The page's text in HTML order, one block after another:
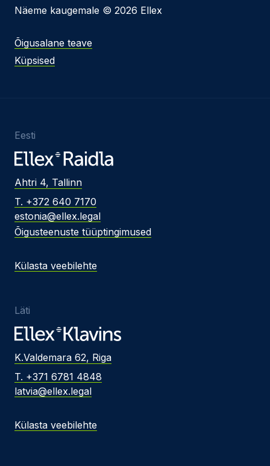
Näeme kaugemale © 2026 Ellex
Õigusalane teave
Küpsised
Eesti
Ahtri 4, Tallinn
T. +372 640 7170
estonia@ellex.legal
Õigusteenuste tüüptingimused
Külasta veebilehte
Läti
K.Valdemara 62, Riga
T. +371 6781 4848
latvia@ellex.legal
Külasta veebilehte